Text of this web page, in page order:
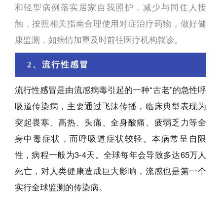
和轻型病例落实居家自我照护，减少与同住人接
触，按照相关指南合理使用对症治疗药物，做好健
康监测，如病情加重及时前往医疗机构就诊。
2、流行性感冒
流行性感冒是由流感病毒引起的一种“古老”的急性呼
吸道传染病，主要通过飞沫传播，临床典型表现为
突起畏寒、高热、头痛、全身酸痛、疲弱乏力等全
身中毒症状，而呼吸道症状较轻。本病常呈自限
性，病程一般为3-4天。全球每年会导致多达65万人
死亡，对人类健康造成巨大影响，流感也是第一个
实行全球监测的传染病。